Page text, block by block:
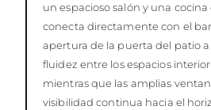
un espacioso salón y una
conecta directamente con el
apertura de la puerta del patio
fluidez entre los espacios
mientras que las amplias
visibilidad continua hacia el